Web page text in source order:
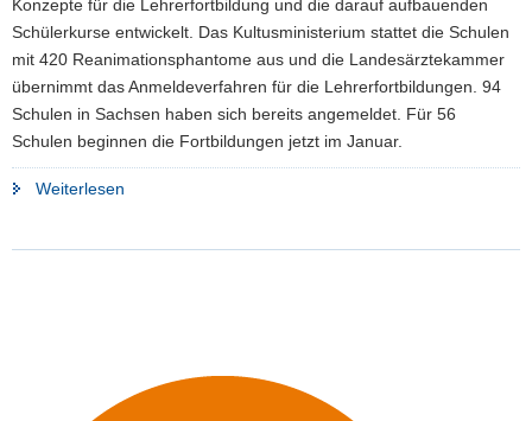
i
o
n
Konzepte für die Lehrerfortbildung und die darauf aufbauenden
Schülerkurse entwickelt. Das Kultusministerium stattet die Schulen
mit 420 Reanimationsphantome aus und die Landesärztekammer
übernimmt das Anmeldeverfahren für die Lehrerfortbildungen. 94
Schulen in Sachsen haben sich bereits angemeldet. Für 56
Schulen beginnen die Fortbildungen jetzt im Januar.
Weiterlesen